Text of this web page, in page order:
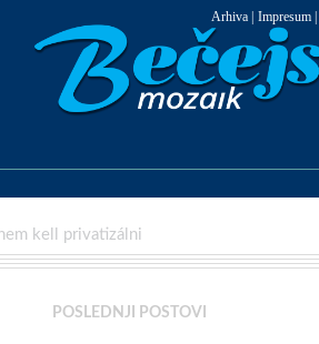
Arhiva Impresum
kell privatizálni
POSLEDNJI POSTOVI